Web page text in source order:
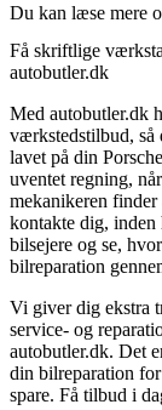
Du kan læse mere
Få skriftlige
autobutler.dk
Med autobutler.dk
værkstedstilbud, så
lavet på din
uventet regning,
mekanikeren finder
kontakte dig, inden
bilsejere og se,
bilreparation
Vi giver dig ekstra
service- og
autobutler.dk. Det
din bilreparation
spare. Få tilbud i